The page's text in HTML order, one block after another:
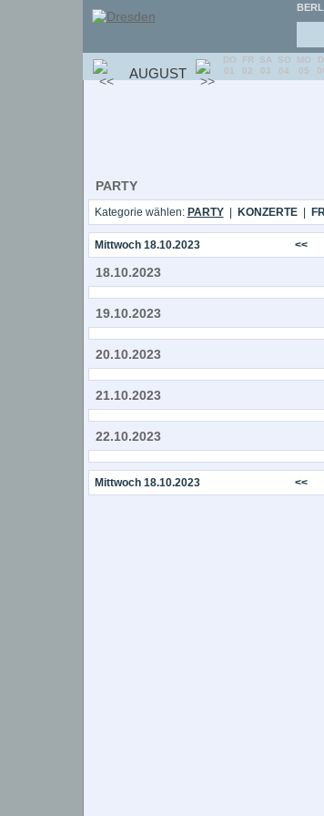
PARTY
Kategorie wählen: PARTY| KONZERTE|
Mittwoch 18.10.2023 <<
18.10.2023
19.10.2023
20.10.2023
21.10.2023
22.10.2023
Mittwoch 18.10.2023 <<
AUGUST
DO
01
FR
02
SA
03
SO
04
MO
05